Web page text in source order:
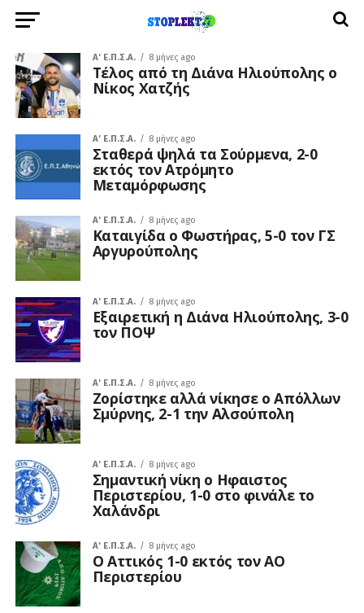
A' Ε.Π.Σ.Α. 8 μήνες ago
Τέλος από τη Διάνα Ηλιούπολης ο
Νίκος Χατζής
A' Ε.Π.Σ.Α. 8 μήνες ago
Σταθερά ψηλά τα Σούρμενα, 2-0
εκτός τον Ατρόμητο
Μεταμόρφωσης
A' Ε.Π.Σ.Α. 8 μήνες ago
Καταιγίδα ο Φωστήρας, 5-0 τον ΓΣ
Αργυρούπολης
A' Ε.Π.Σ.Α. 8 μήνες ago
Εξαιρετική η Διάνα Ηλιούπολης, 3-0
τον ΠΟΨ
A' Ε.Π.Σ.Α. 8 μήνες ago
Ζορίστηκε αλλά νίκησε ο Απόλλων
Σμύρνης, 2-1 την Αλσούπολη
A' Ε.Π.Σ.Α. 8 μήνες ago
Σημαντική νίκη ο Ηφαιστος
Περιστερίου, 1-0 στο φινάλε το
Χαλάνδρι
A' Ε.Π.Σ.Α. 8 μήνες ago
Ο Αττικός 1-0 εκτός τον ΑΟ
Περιστερίου